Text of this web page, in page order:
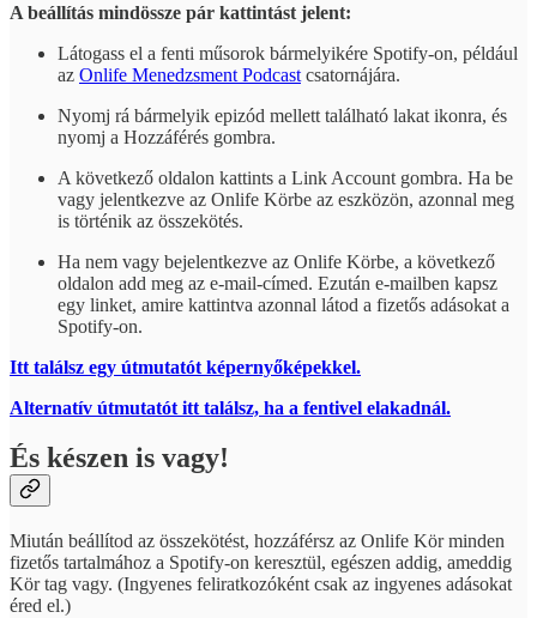
A beállítás mindössze pár kattintást jelent:
Látogass el a fenti műsorok bármelyikére Spotify-on, például
az Onlife Menedzsment Podcast csatornájára.
Nyomj rá bármelyik epizód mellett található lakat ikonra, és
nyomj a Hozzáférés gombra.
A következő oldalon kattints a Link Account gombra. Ha be
vagy jelentkezve az Onlife Körbe az eszközön, azonnal meg
is történik az összekötés.
Ha nem vagy bejelentkezve az Onlife Körbe, a következő
oldalon add meg az e-mail-címed. Ezután e-mailben kapsz
egy linket, amire kattintva azonnal látod a fizetős adásokat a
Spotify-on.
Itt találsz egy útmutatót képernyőképekkel.
Alternatív útmutatót itt találsz, ha a fentivel elakadnál.
És készen is vagy!
Miután beállítod az összekötést, hozzáférsz az Onlife Kör minden
fizetős tartalmához a Spotify-on keresztül, egészen addig, ameddig
Kör tag vagy. (Ingyenes feliratkozóként csak az ingyenes adásokat
éred el.)